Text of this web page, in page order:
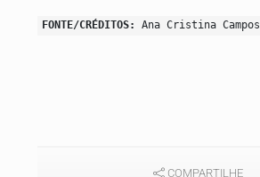
FONTE/CRÉDITOS: Ana Cristina
COMPARTILHE